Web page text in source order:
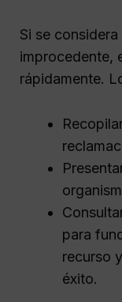
Si se
improcedente,
rápidamente.
para
recurso
éxito.